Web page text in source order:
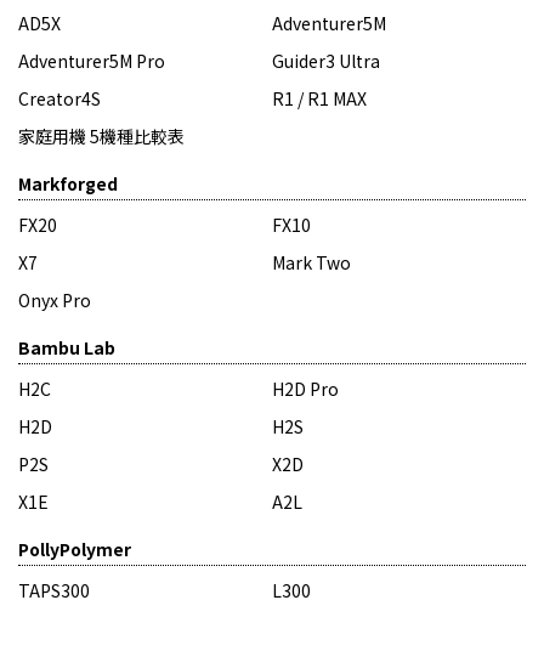
AD5X
Adventurer5M
Adventurer5M Pro
Guider3 Ultra
Creator4S
R1 / R1 MAX
家庭用機 5機種比較表
Markforged
FX20
FX10
X7
Mark Two
Onyx Pro
Bambu Lab
H2C
H2D Pro
H2D
H2S
P2S
X2D
X1E
A2L
PollyPolymer
TAPS300
L300